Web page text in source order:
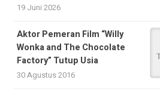
19 Juni 2026
Aktor Pemeran Film “Willy
Wonka and The Chocolate
Factory” Tutup Usia
30 Agustus 2016